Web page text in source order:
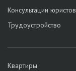
Консультации юристов
Трудоустройство
Квартиры